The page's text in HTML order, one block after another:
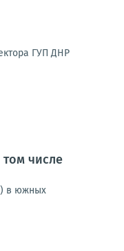
ГУП ДНР
числе
в южных